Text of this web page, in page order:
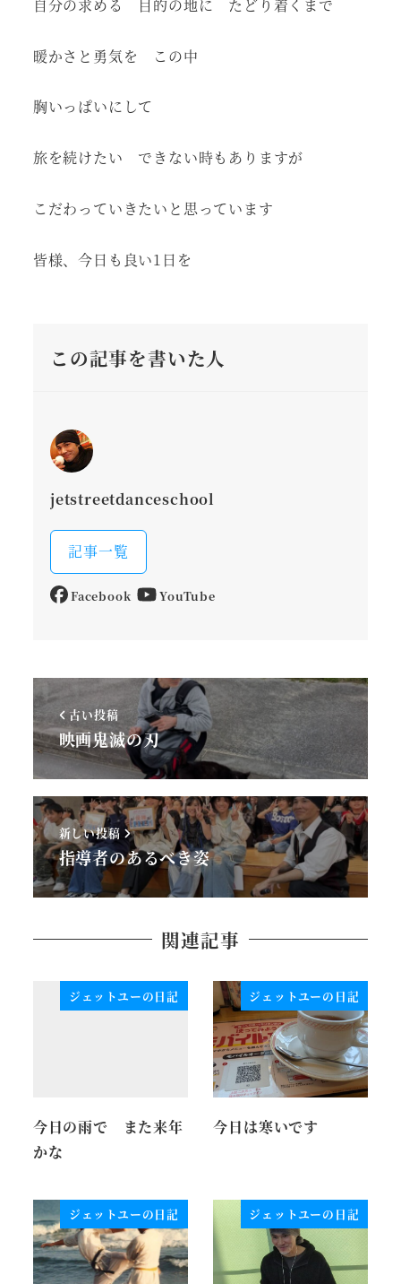
自分の求める 目的の地に たどり着くまで
暖かさと勇気を この中
胸いっぱいにして
旅を続けたい できない時もありますが
こだわっていきたいと思っています
皆様、今日も良い1日を
この記事を書いた人
jetstreetdanceschool
記事一覧
Facebook YouTube
古い投稿
映画鬼滅の刃
新しい投稿
指導者のあるべき姿
関連記事
ジェットユーの日記
今日の雨で また来年
かな
ジェットユーの日記
今日は寒いです
ジェットユーの日記 ジェットユーの日記